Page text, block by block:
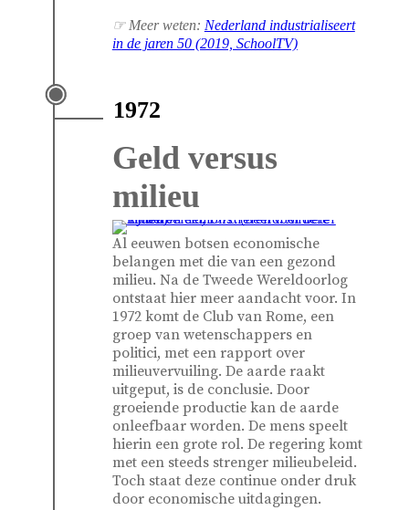
☞ Meer weten: Nederland industrialiseert
in de jaren 50 (2019, SchoolTV)
1972
Geld versus
milieu
Al eeuwen botsen economische
belangen met die van een gezond
milieu. Na de Tweede Wereldoorlog
ontstaat hier meer aandacht voor. In
1972 komt de Club van Rome, een
groep van wetenschappers en
politici, met een rapport over
milieuvervuiling. De aarde raakt
uitgeput, is de conclusie. Door
groeiende productie kan de aarde
onleefbaar worden. De mens speelt
hierin een grote rol. De regering komt
met een steeds strenger milieubeleid.
Toch staat deze continue onder druk
door economische uitdagingen.